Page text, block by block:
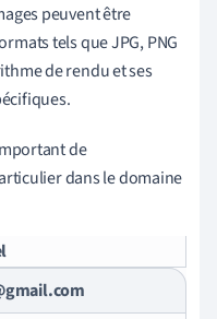
peuvent être
tels que JPG, PNG
de rendu et ses
de
dans le domaine